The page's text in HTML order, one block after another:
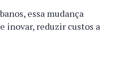
essa mudança
inovar, reduzir custos a